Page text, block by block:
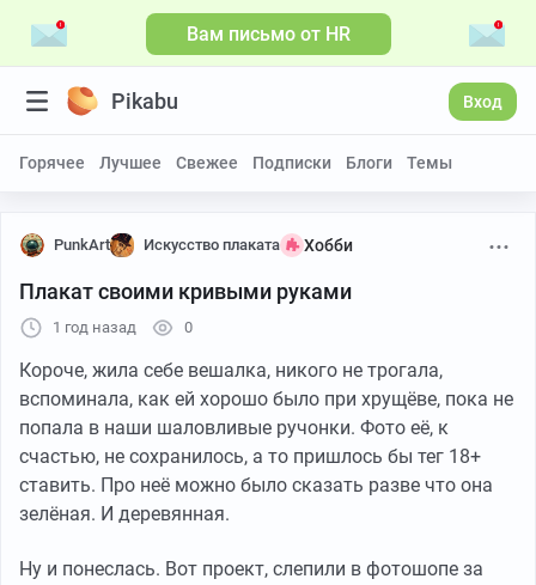
Вам письмо от HR
Pikabu Вход
Горячее Лучшее Свежее Подписки Блоги Темы
PunkArt Искусство плаката Хобби
Плакат своими кривыми руками
1 год назад 0
Короче, жила себе вешалка, никого не трогала,
вспоминала, как ей хорошо было при хрущёве, пока не
попала в наши шаловливые ручонки. Фото её, к
счастью, не сохранилось, а то пришлось бы тег 18+
ставить. Про неё можно было сказать разве что она
зелёная. И деревянная.
Ну и понеслась. Вот проект, слепили в фотошопе за